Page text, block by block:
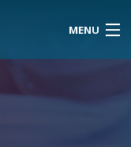
MENU